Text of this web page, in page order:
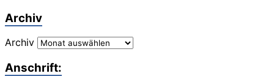
Archiv
Archiv
Anschrift: